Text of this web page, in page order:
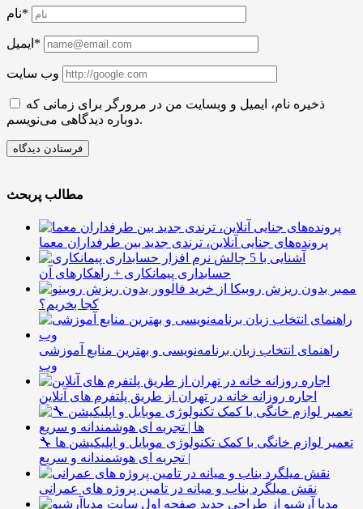
نام*
ایمیل*
وب سایت
ذخیره نام، ایمیل و وبسایت من در مرورگر برای زمانی که
دوباره دیدگاهی می‌نویسم.
مطالب پربحث
پرونده‌های جنایی آنلاین، ترندی جدید بین طرفداران معما
آشنایی با 5 چالش
حسابداری پیمانکاری + راهکارهای آن
ممبر بدون ریزش روبیکا از
کجا بخریم؟
راهنمای انتخاب زبان برنامه‌نویسی و بهترین منابع آموزشی
وب
اجاره روزانه خانه در تهران از طریق پلتفرم های آنلاین
🔧 تعمیر لوازم خانگی با کمک تکنولوژی موبایل و اپلیکیشن ها
| تجربه ای هوشمندانه و سریع
نقش میلگرد بناب و میانه در تامین پروژه های عمرانی
مدیا آرشیو از طراحی جدید